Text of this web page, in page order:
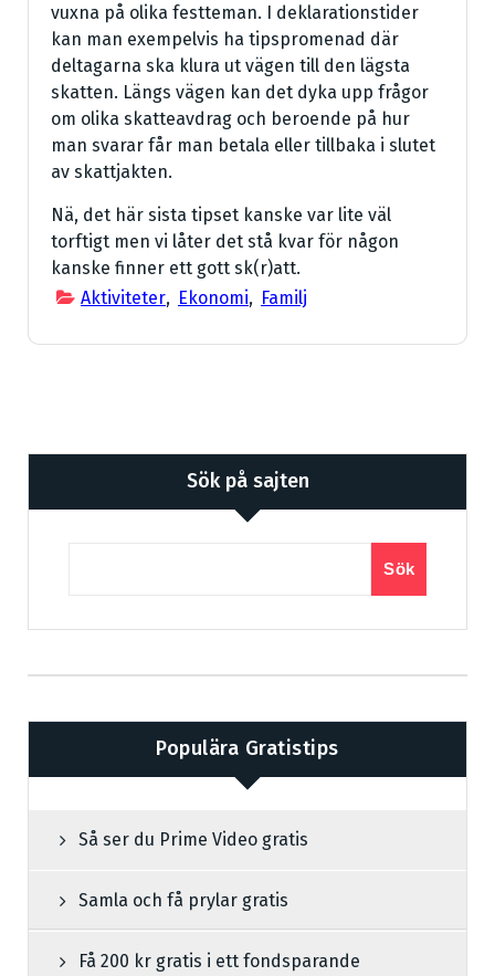
vuxna på olika festteman. I deklarationstider
kan man exempelvis ha tipspromenad där
deltagarna ska klura ut vägen till den lägsta
skatten. Längs vägen kan det dyka upp frågor
om olika skatteavdrag och beroende på hur
man svarar får man betala eller tillbaka i slutet
av skattjakten.
Nä, det här sista tipset kanske var lite väl
torftigt men vi låter det stå kvar för någon
kanske finner ett gott sk(r)att.
Aktiviteter, Ekonomi, Familj
Sök på sajten
Sök
Populära Gratistips
Så ser du Prime Video gratis
Samla och få prylar gratis
Få 200 kr gratis i ett fondsparande